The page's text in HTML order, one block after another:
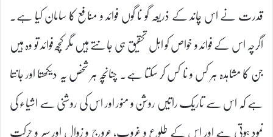
قدرت نے اس چاند کے ذریعہ گو نا گوں فوائد و منافع کا سامان کیا ہے۔
اگرچہ اس کے فوائد و خواص کو اہل تحقیق ہی جانتے ہیں مگر کچھ فوائد تو وہ ہیں
جن کا مشاہدہ ہر کس و نا کس کر سکتا ہے۔ چنانچہ ہر شخص یہ دیکھتا اور جانتا
ہے کہ اس سے تاریک راتیں روشن و منور اور اس کی روشنی سے اشیاء کی